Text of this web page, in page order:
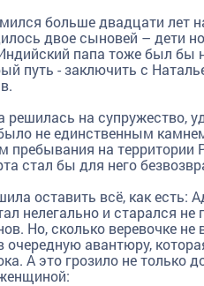
больше двадцати лет
двое сыновей – дети
папа тоже был бы
путь - заключить с
решилась на супружество,
не единственным
пребывания на
стал бы для него
оставить всё, как есть:
нелегально и старался
Но, сколько веревочке
авантюру,
А это грозило не только